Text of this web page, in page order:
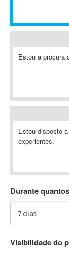
ABAP
Abaqus
ABBYY
Ableton
Ableton Push
Abstract
AC3
ACID Pro
Estou a procura
Estou disposto
experientes.
Durante
Visibilidade do